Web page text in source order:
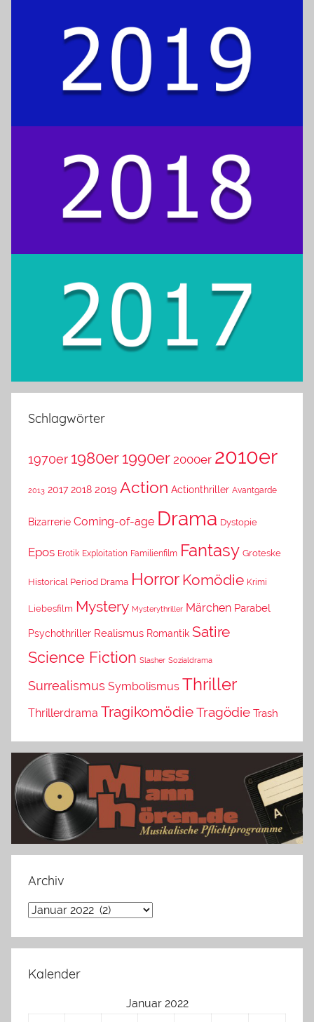
Schlagwörter
1970er 1980er 1990er 2000er 2010er
2013 2017 2018 2019 Action Actionthriller Avantgarde
Bizarrerie Coming-of-age Drama Dystopie
Epos Erotik Exploitation Familienfilm Fantasy Groteske
Historical Period Drama Horror Komödie Krimi
Liebesfilm Mystery Mysterythriller Märchen Parabel
Psychothriller Realismus Romantik Satire
Science Fiction Slasher Sozialdrama
Surrealismus Symbolismus Thriller
Thrillerdrama TragikomödieTragödie Trash
Archiv
Archiv
Kalender
Januar 2022